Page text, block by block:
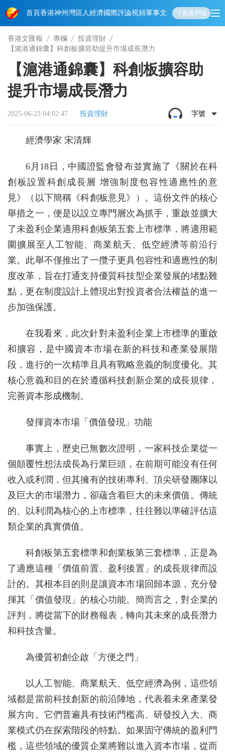
首頁香港神州 灣區人經濟國際評論視頻軍事文化 娛樂生活教育體
下載客戶端
香港文匯報 專欄
投資理財
【滬港通錦囊】科創板擴容助提升市場成長潛力
【滬港通錦囊】科創板擴容助
提升市場成長潛力
2025-06-23 04:02:47 投資理財 字號
經濟學家 宋清輝
6月18日，中國證監會發布並實施了《關於在科
創板設置科創成長層 增強制度包容性適應性的意
見》（以下簡稱《科創板意見》）。這份文件的核心
舉措之一，便是以設立專門層次為抓手，重啟並擴大
了未盈利企業適用科創板第五套上市標準，將適用範
圍擴展至人工智能、商業航天、低空經濟等前沿行
業。此舉不僅推出了一攬子更具包容性和適應性的制
度改革，旨在打通支持優質科技型企業發展的堵點難
點，更在制度設計上體現出對投資者合法權益的進一
步加強保護。
在我看來，此次針對未盈利企業上市標準的重啟
和擴容，是中國資本市場在新的科技和產業發展階
段，進行的一次精準且具有戰略意義的制度優化。其
核心意義和目的在於遵循科技創新企業的成長規律，
完善資本形成機制。
發揮資本市場「價值發現」功能
事實上，歷史已無數次證明，一家科技企業從一
個顛覆性想法成長為行業巨頭，在前期可能沒有任何
收入或利潤，但其擁有的技術專利、頂尖研發團隊以
及巨大的市場潛力，卻蘊含着巨大的未來價值。傳統
的、以利潤為核心的上市標準，往往難以準確評估這
類企業的真實價值。
科創板第五套標準和創業板第三套標準，正是為
了適應這種「價值前置、盈利後置」的成長規律而設
計的。其根本目的則是讓資本市場回歸本源，充分發
揮其「價值發現」的核心功能。簡而言之，對企業的
評判，將從當下的財務報表，轉向其未來的成長潛力
和科技含量。
為優質初創企啟「方便之門」
以人工智能、商業航天、低空經濟為例，這些領
域都是當前科技創新的前沿陣地，代表着未來產業發
展方向。它們普遍具有技術門檻高、研發投入大、商
業模式仍在探索階段的特點。如果固守傳統的盈利門
檻，這些領域的優質企業將難以進入資本市場，從而